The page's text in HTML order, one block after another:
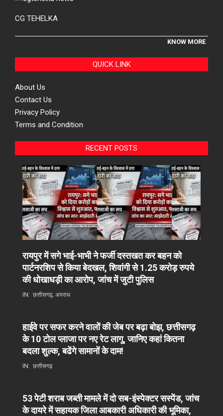
CG TEHELKA
KNOW MORE
QUICK LINK
About Us
Contact Us
Privacy Policy
Terms and Condition
RECENT POSTS
रायपुर में सगे भाई-भाभी ने फर्जी दस्तखत कर बहन को
पार्टनरशिप से किया बेदखल, शिवांगी से 1.25 करोड़ रुपये
की धोखाधड़ी का आरोप, जांच में जुटी पुलिस
IN: छत्तीसगढ़, अपराध
हाईवे पर सफर करने वालों की जेब पर बढ़ा बोझ, छत्तीसगढ़
के 10 टोल प्लाजा पर नए रेट लागू, जानिए कहां कितना
बदला शुल्क, बढेंगे सामानों के दाम!
IN: छत्तीसगढ़
53 पेटी शराब जब्ती मामले में दो सब-इंस्पेक्टर सस्पेंड, जांच
के दायरे में सहायक जिला आबकारी अधिकारी की भूमिका,